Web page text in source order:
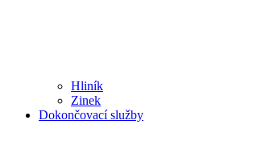
Hliník
Zinek
Dokončovací služby